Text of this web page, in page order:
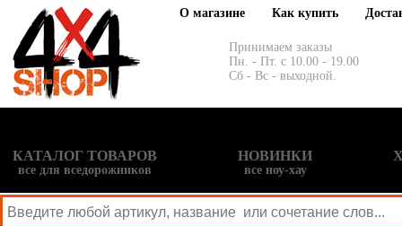
О магазине Как купить
Принимаем заказы
Пн. - Пт. с 10.00 - 19.00
Сб - Вс - выходной.
КАТАЛОГ ТОВАРОВ
все для вседорожников
НОВИНКИ
все ноу-хау